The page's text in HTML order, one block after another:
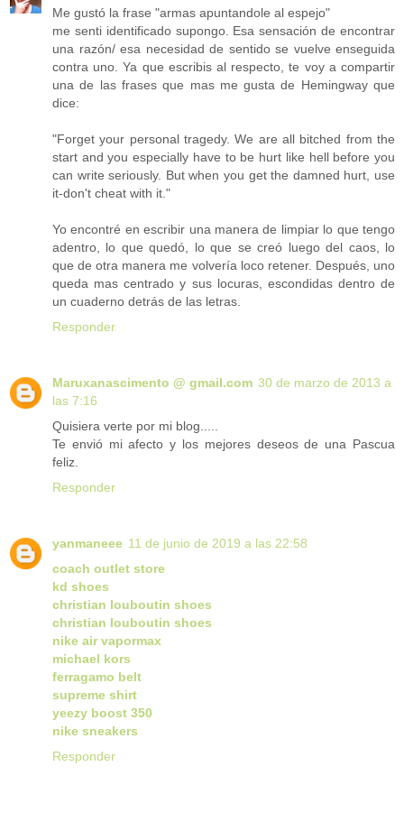
Me gustó la frase "armas apuntandole al espejo"
me senti identificado supongo. Esa sensación de encontrar
una razón/ esa necesidad de sentido se vuelve enseguida
contra uno. Ya que escribis al respecto, te voy a compartir
una de las frases que mas me gusta de Hemingway que
dice:
"Forget your personal tragedy. We are all bitched from the
start and you especially have to be hurt like hell before you
can write seriously. But when you get the damned hurt, use
it-don't cheat with it."
Yo encontré en escribir una manera de limpiar lo que tengo
adentro, lo que quedó, lo que se creó luego del caos, lo
que de otra manera me volvería loco retener. Después, uno
queda mas centrado y sus locuras, escondidas dentro de
un cuaderno detrás de las letras.
Responder
Maruxanascimento @ gmail.com 30 de marzo de 2013 a
las 7:16
Quisiera verte por mi blog.....
Te envió mi afecto y los mejores deseos de una Pascua
feliz.
Responder
yanmaneee 11 de junio de 2019 a las 22:58
coach outlet store
kd shoes
christian louboutin shoes
christian louboutin shoes
nike air vapormax
michael kors
ferragamo belt
supreme shirt
yeezy boost 350
nike sneakers
Responder